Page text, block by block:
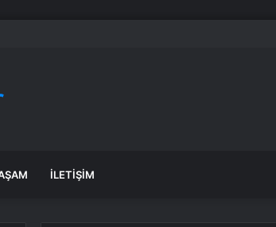
İLETIŞIM